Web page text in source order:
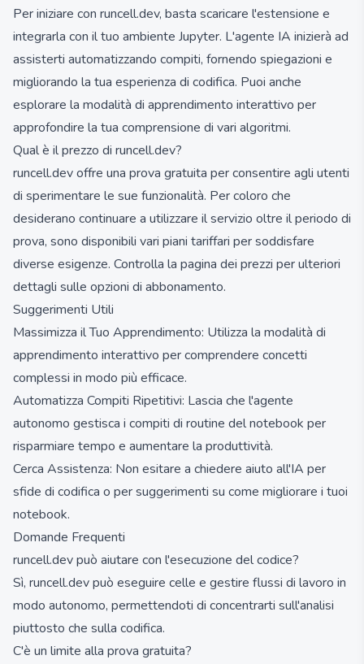
Per iniziare con runcell.dev, basta scaricare l'estensione e
integrarla con il tuo ambiente Jupyter. L'agente IA inizierà ad
assisterti automatizzando compiti, fornendo spiegazioni e
migliorando la tua esperienza di codifica. Puoi anche
esplorare la modalità di apprendimento interattivo per
approfondire la tua comprensione di vari algoritmi.
Qual è il prezzo di runcell.dev?
runcell.dev offre una prova gratuita per consentire agli utenti
di sperimentare le sue funzionalità. Per coloro che
desiderano continuare a utilizzare il servizio oltre il periodo di
prova, sono disponibili vari piani tariffari per soddisfare
diverse esigenze. Controlla la pagina dei prezzi per ulteriori
dettagli sulle opzioni di abbonamento.
Suggerimenti Utili
Massimizza il Tuo Apprendimento: Utilizza la modalità di
apprendimento interattivo per comprendere concetti
complessi in modo più efficace.
Automatizza Compiti Ripetitivi: Lascia che l'agente
autonomo gestisca i compiti di routine del notebook per
risparmiare tempo e aumentare la produttività.
Cerca Assistenza: Non esitare a chiedere aiuto all'IA per
sfide di codifica o per suggerimenti su come migliorare i tuoi
notebook.
Domande Frequenti
runcell.dev può aiutare con l'esecuzione del codice?
Sì, runcell.dev può eseguire celle e gestire flussi di lavoro in
modo autonomo, permettendoti di concentrarti sull'analisi
piuttosto che sulla codifica.
C'è un limite alla prova gratuita?